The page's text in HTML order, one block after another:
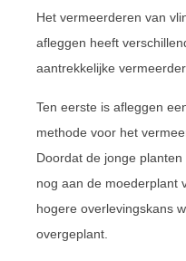
Het vermeerderen van
afleggen heeft
aantrekkelijke
Ten eerste is afleggen
methode voor het
Doordat de jonge
nog aan de moederplant
hogere overlevingskans
overgeplant.